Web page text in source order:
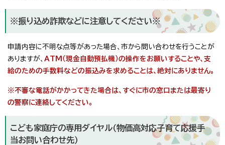
※振り込め詐欺などに注意してください※
申請内容に不明な点等があった場合、市から問い合わせを行うことが
ありますが、 ATM（現金自動預払機）の操作をお願いすることや、支
給のための手数料などの振込みを求めることは、絶対にありません。
※不審な電話がかかってきた場合は、すぐに市の窓口または最寄り
の警察に連絡してください。
こども家庭庁の専用ダイヤル（物価高対応子育て応援手
当お問い合わせ先）